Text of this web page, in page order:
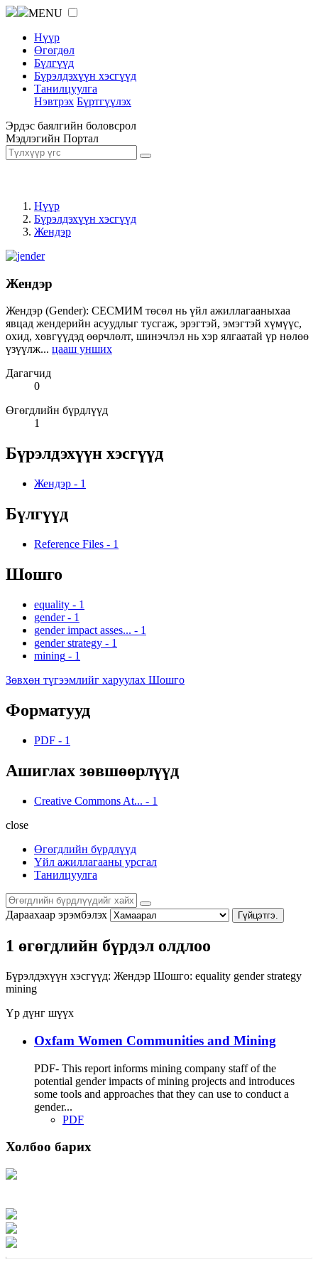
MENU
Нүүр
Өгөгдөл
Бүлгүүд
Бүрэлдэхүүн хэсгүүд
Танилцуулга
Нэвтрэх Бүртгүүлэх
Эрдэс баялгийн боловсрол
Мэдлэгийн Портал
Нүүр
Бүрэлдэхүүн хэсгүүд
Жендэр
Жендэр
Жендэр (Gender): СЕСМИМ төсөл нь үйл ажиллагааныхаа
явцад жендерийн асуудлыг тусгаж, эрэгтэй, эмэгтэй хүмүүс,
охид, хөвгүүдэд өөрчлөлт, шинэчлэл нь хэр ялгаатай үр нөлөө
үзүүлж... цааш унших
Дагагчид
0
Өгөгдлийн бүрдлүүд
1
Бүрэлдэхүүн хэсгүүд
Жендэр - 1
Бүлгүүд
Reference Files - 1
Шошго
equality - 1
gender - 1
gender impact asses... - 1
gender strategy - 1
mining - 1
Зөвхөн түгээмлийг харуулах Шошго
Форматууд
PDF - 1
Ашиглах зөвшөөрлүүд
Creative Commons At... - 1
close
Өгөгдлийн бүрдлүүд
Үйл ажиллагааны урсгал
Танилцуулга
Дараахаар эрэмбэлэх Гүйцэтгэ.
1 өгөгдлийн бүрдэл олдлоо
Бүрэлдэхүүн хэсгүүд: Жендэр Шошго: equality gender strategy
mining
Үр дүнг шүүх
Oxfam Women Communities and Mining
PDF- This report informs mining company staff of the
potential gender impacts of mining projects and introduces
some tools and approaches that they can use to conduct a
gender...
PDF
Холбоо барих